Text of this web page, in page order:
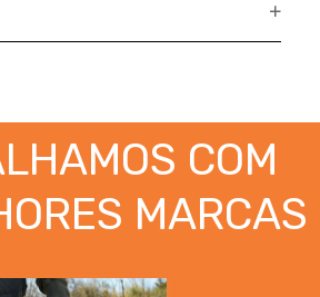
COM
MARCAS